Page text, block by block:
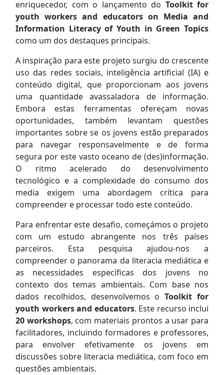
enriquecedor, com o lançamento do Toolkit for
youth workers and educators on Media and
Information Literacy of Youth in Green Topics
como um dos destaques principais.
A inspiração para este projeto surgiu do crescente
uso das redes sociais, inteligência artificial (IA) e
conteúdo digital, que proporcionam aos jovens
uma quantidade avassaladora de informação.
Embora estas ferramentas ofereçam novas
oportunidades, também levantam questões
importantes sobre se os jovens estão preparados
para navegar responsavelmente e de forma
segura por este vasto oceano de (des)informação.
O ritmo acelerado do desenvolvimento
tecnológico e a complexidade do consumo dos
media exigem uma abordagem crítica para
compreender e processar todo este conteúdo.
Para enfrentar este desafio, começámos o projeto
com um estudo abrangente nos três países
parceiros. Esta pesquisa ajudou-nos a
compreender o panorama da literacia mediática e
as necessidades específicas dos jovens no
contexto dos temas ambientais. Com base nos
dados recolhidos, desenvolvemos oToolkit for
youth workers and educators. Este recurso inclui
20 workshops, com materiais prontos a usar para
facilitadores, incluindo formadores e professores,
para envolver efetivamente os jovens em
discussões sobre literacia mediática, com foco em
questões ambientais.